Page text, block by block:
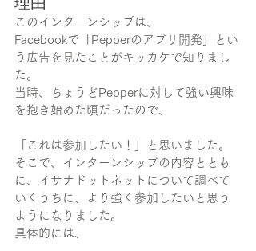
このインターンシップは、
Facebookで「Pepperのアプリ開発」とい
う広告を見たことがキッカケで知りまし
た。
当時、ちょうどPepperに対して強い興味
を抱き始めた頃だったので、
「これは参加したい！」と思いました。
そこで、インターンシップの内容ととも
に、イサナドットネットについて調べて
いくうちに、より強く参加したいと思う
ようになりました。
具体的には、